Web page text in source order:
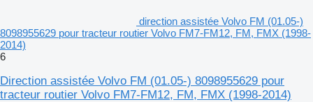
direction assistée Volvo FM (01.05-)
8098955629 pour tracteur routier Volvo FM7-FM12, FM, FMX (1998-
2014)
6
Direction assistée Volvo FM (01.05-) 8098955629 pour
tracteur routier Volvo FM7-FM12, FM, FMX (1998-2014)